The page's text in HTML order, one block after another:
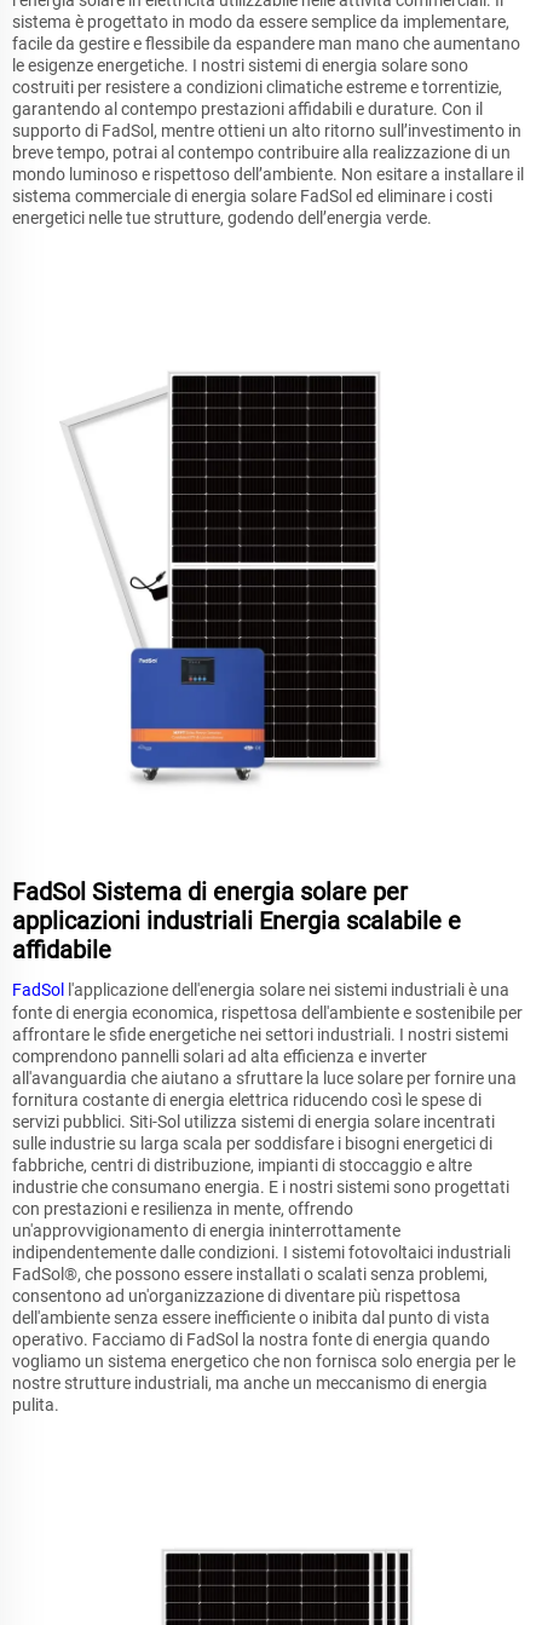
sistema è progettato in modo da essere semplice da implementare,
facile da gestire e flessibile da espandere man mano che aumentano
le esigenze energetiche. I nostri sistemi di energia solare sono
costruiti per resistere a condizioni climatiche estreme e torrentizie,
garantendo al contempo prestazioni affidabili e durature. Con il
supporto di FadSol, mentre ottieni un alto ritorno sull’investimento in
breve tempo, potrai al contempo contribuire alla realizzazione di un
mondo luminoso e rispettoso dell’ambiente. Non esitare a installare il
sistema commerciale di energia solare FadSol ed eliminare i costi
energetici nelle tue strutture, godendo dell’energia verde.
FadSol Sistema di energia solare per
applicazioni industriali Energia scalabile e
affidabile
FadSol l'applicazione dell'energia solare nei sistemi industriali è una
fonte di energia economica, rispettosa dell'ambiente e sostenibile per
affrontare le sfide energetiche nei settori industriali. I nostri sistemi
comprendono pannelli solari ad alta efficienza e inverter
all'avanguardia che aiutano a sfruttare la luce solare per fornire una
fornitura costante di energia elettrica riducendo così le spese di
servizi pubblici. Siti-Sol utilizza sistemi di energia solare incentrati
sulle industrie su larga scala per soddisfare i bisogni energetici di
fabbriche, centri di distribuzione, impianti di stoccaggio e altre
industrie che consumano energia. E i nostri sistemi sono progettati
con prestazioni e resilienza in mente, offrendo
un'approvvigionamento di energia ininterrottamente
indipendentemente dalle condizioni. I sistemi fotovoltaici industriali
FadSol®, che possono essere installati o scalati senza problemi,
consentono ad un'organizzazione di diventare più rispettosa
dell'ambiente senza essere inefficiente o inibita dal punto di vista
operativo. Facciamo di FadSol la nostra fonte di energia quando
vogliamo un sistema energetico che non fornisca solo energia per le
nostre strutture industriali, ma anche un meccanismo di energia
pulita.